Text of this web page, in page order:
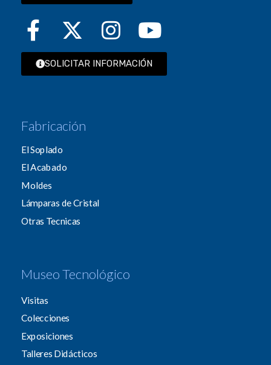
SOLICITAR INFORMACIÓN
Fabricación
El Soplado
El Acabado
Moldes
Lámparas de Cristal
Otras Tecnicas
Museo Tecnológico
Visitas
Colecciones
Exposiciones
Talleres Didácticos